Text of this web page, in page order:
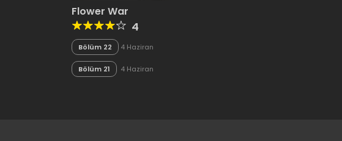
Flower War
4
Bölüm 22
4 Haziran
Bölüm 21
4 Haziran